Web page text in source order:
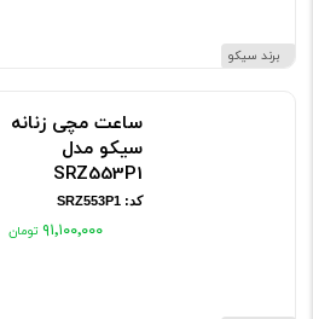
برند سیکو
ساعت مچی زنانه
سیکو مدل
SRZ553P1
کد: SRZ553P1
۹۱٬۱۰۰٬۰۰۰